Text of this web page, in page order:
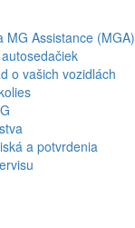
MG Assistance (MGA)
o vašich vozidlách
a potvrdenia